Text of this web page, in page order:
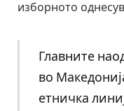
изборното
Главните
во
етничка